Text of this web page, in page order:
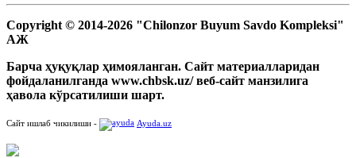
Copyright © 2014-2026 "Chilonzor Buyum Savdo Kompleksi"
АЖ
Барча ҳуқуқлар ҳимояланган. Сайт материалларидан
фойдаланилганда www.chbsk.uz/ веб-сайт манзилига
ҳавола кўрсатилиши шарт.
Сайт ишлаб чикилиши - Ayuda.uz